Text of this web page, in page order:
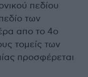
πεδίου
των
απο το 4ο
τομείς των
προσφέρεται